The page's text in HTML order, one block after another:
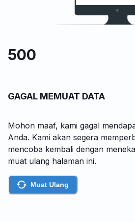
500
GAGAL MEMUAT DATA
Mohon maaf, kami gagal
Anda. Kami akan segera
mencoba kembali dengan
muat ulang halaman ini.
Muat Ulang